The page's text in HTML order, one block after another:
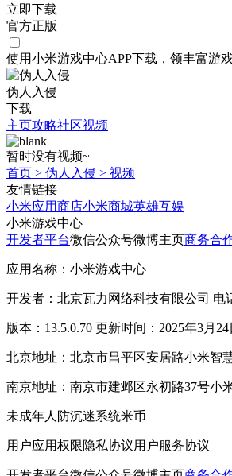
立即下载
官方正版
使用小米游戏中心APP下载 ，领丰富游
伪人入侵
下载
主页攻略社区视频
暂时没有视频~
首页 > 伪人入侵 > 视频
友情链接
小米应用商店小米商城英雄互娱
小米游戏中心
开发者平台微信公众号微博主页商务合
应用名称：小米游戏中心
开发者：北京瓦力网络科技有限公司 电
版本：13.5.0.70 更新时间：2025年3月24
北京地址：北京市昌平区安居路小米智
南京地址：南京市建邺区永初路37号小
未成年人防沉迷系统米币
用户应用权限隐私协议用户服务协议